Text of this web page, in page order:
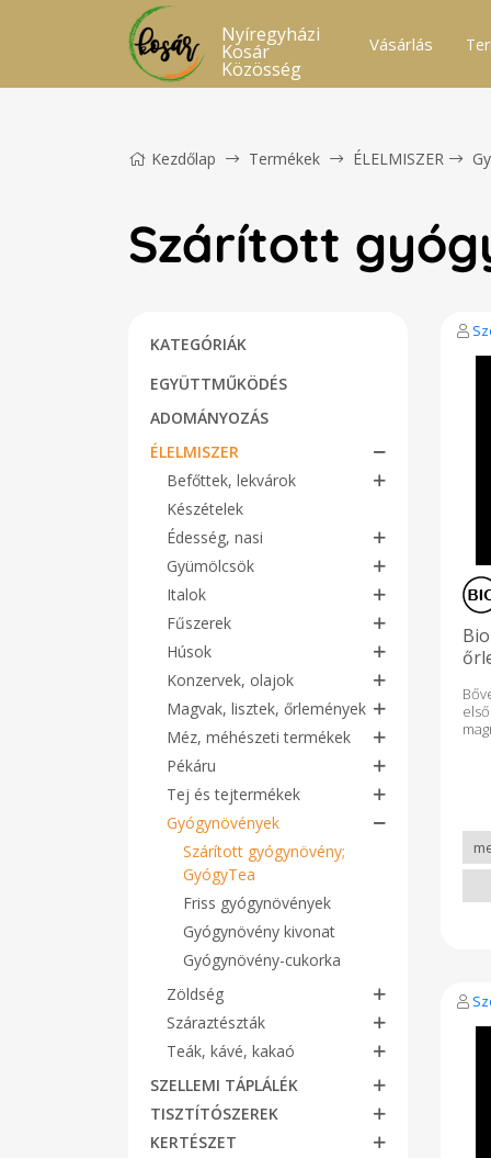
Nyíregyházi
Kosár
Közösség
Vásárlás
Kezdőlap Termékek ÉLELMISZER
Szárított
KATEGÓRIÁK
EGYÜTTMŰKÖDÉS
ADOMÁNYOZÁS
ÉLELMISZER
Befőttek, lekvárok
Készételek
Édesség, nasi
Gyümölcsök
Italok
Fűszerek
Húsok
Konzervek, olajok
Magvak, lisztek, őrlemények
Méz, méhészeti termékek
Pékáru
Tej és tejtermékek
Gyógynövények
Szárított gyógynövény;
GyógyTea
Friss gyógynövények
Gyógynövény kivonat
Gyógynövény-cukorka
Zöldség
Száraztészták
Teák, kávé, kakaó
SZELLEMI TÁPLÁLÉK
TISZTÍTÓSZEREK
KERTÉSZET